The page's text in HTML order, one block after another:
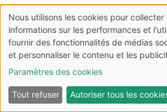
À
propos
des
cookies
Nous utilisons les cookies pour
informations sur les performances et
fournir des fonctionnalités de médias
et personnaliser le contenu et les
Paramètres des cookies
Tout refuser Autoriser tous les